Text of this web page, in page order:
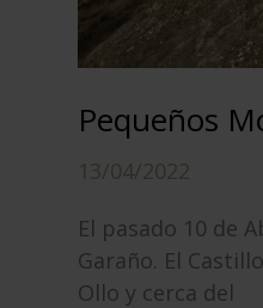
Pequeños
13/04/2022
El pasado 10 de
Garaño. El
Ollo y cerca del